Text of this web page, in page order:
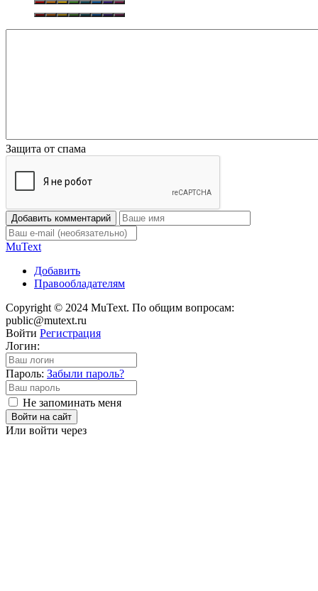
Защита от спама
Добавить комментарий
MuText
Добавить
Правообладателям
Copyright © 2024 MuText. По общим вопросам:
public@mutext.ru
Войти Регистрация
Логин:
Пароль: Забыли пароль?
Не запоминать меня
Войти на сайт
Или войти через